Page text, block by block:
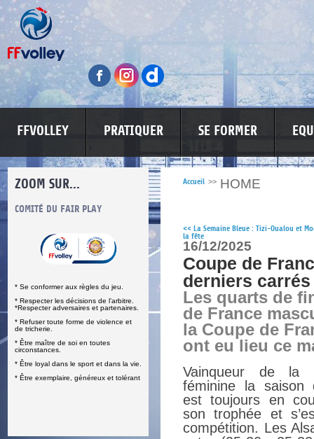
FFVOLLEY PRATIQUER SE FORMER
ZOOM SUR...
COMITÉ DU FAIR PLAY
* Se conformer aux règles du jeu.
* Respecter les décisions de l’arbitre.
*Respecter adversaires et partenaires.
* Refuser toute forme de violence et
de tricherie.
* Être maître de soi en toutes
circonstances.
* Être loyal dans le sport et dans la vie.
* Être exemplaire, généreux et tolérant
LUTTE CONTRE LES VIOLENCES
Accueil >> HOME
<< La Semaine Bleue : Tizi-Oualou et
la fête
16/12/2025
Coupe de
derniers
Les quarts de
de France
la Coupe de
ont eu lieu ce
Vainqueur de la
féminine la
est toujours en
son trophée et
compétition. Les